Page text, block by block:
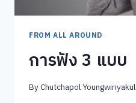
FROM ALL AROUND
การฟัง 3 แบบ
ByChutchapol Youngwiriyakul